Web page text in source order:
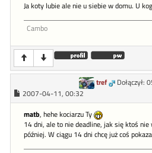
Ja koty lubie ale nie u siebie w domu. U
Cambo
tref
Dołączył:
2007-04-11, 00:32
matb, hehe kociarzu Ty
14 dni, ale to nie deadline, jak się ktoś nie
później. W ciągu 14 dni chcę już coś